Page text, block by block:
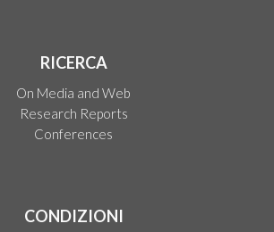
RICERCA
On Media and Web
Research Reports
Conferences
CONDIZIONI